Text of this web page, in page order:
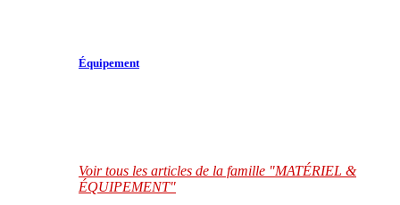
Équipement
Voir tous les articles de la famille "MATÉRIEL &
ÉQUIPEMENT"